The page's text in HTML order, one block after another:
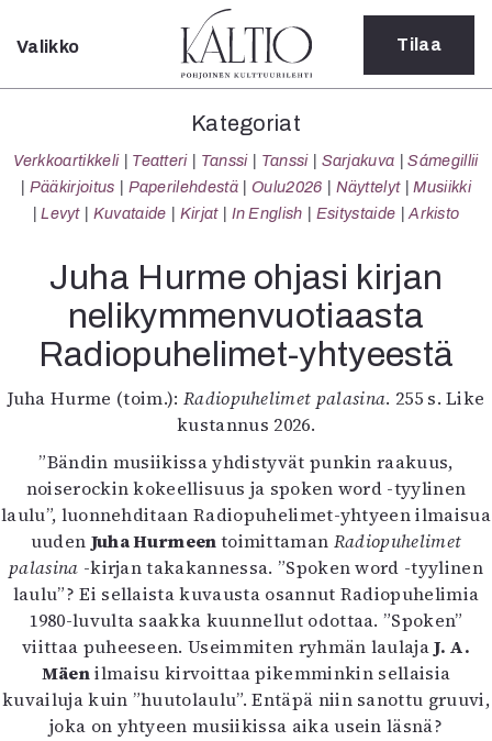
Sulje
Kategoriat
Verkkoartikkeli
Teatteri
Tanssi
Sarjakuva
Sámegillii
Pääkirjoitus
Paperilehdestä
Oulu2026
Näyttelyt
Musiikki
Kuvataide
Kirjat
In English
Esitystaide
Arkisto
Lehdet
4/2026
2–3/2026
1/2026
Valikko Tilaa
Kategoriat
Verkkoartikkeli Teatteri Tanssi Tanssi Sarjakuva
Sámegillii
Pääkirjoitus
Paperilehdestä Oulu2026 Näyttelyt
Musiikki
Levyt
Kuvataide Kirjat In English Esitystaide Arkisto
Juha Hurme ohjasi kirjan
nelikymmenvuotiaasta
Radiopuhelimet-yhtyeestä
Juha Hurme (toim.): Radiopuhelimet palasina. 255 s. Like
kustannus 2026.
”Bändin musiikissa yhdistyvät punkin raakuus,
noiserockin kokeellisuus ja spoken word -tyylinen
laulu”, luonnehditaan Radiopuhelimet-yhtyeen ilmaisua
uuden Juha Hurmeentoimittaman Radiopuhelimet
palasina -kirjan takakannessa. ”Spoken word -tyylinen
laulu”? Ei sellaista kuvausta osannut Radiopuhelimia
1980-luvulta saakka kuunnellut odottaa. ”Spoken”
viittaa puheeseen. Useimmiten ryhmän laulajaJ. A.
Mäenilmaisu kirvoittaa pikemminkin sellaisia
kuvailuja kuin ”huutolaulu”. Entäpä niin sanottu gruuvi,
joka on yhtyeen musiikissa aika usein läsnä?